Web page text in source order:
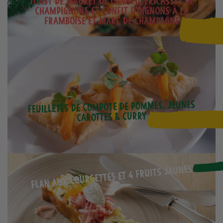
champignons et confit d’oignons à la
framboise et Marc de Champagne
Feuilletés de compote de pommes, jeunes
carottes & curry
Flan aux courgettes et 4 fruits jaunes